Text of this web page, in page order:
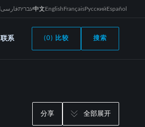
فارسیעברית中文EnglishFrançaisРусскийEspañol
联系 (0) 比较 搜索
分享 全部展开